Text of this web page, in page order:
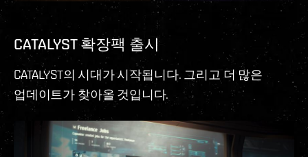
CATALYST 확장팩 출시
CATALYST의 시대가 시작됩니다. 그리고 더 많은
업데이트가 찾아올 것입니다.